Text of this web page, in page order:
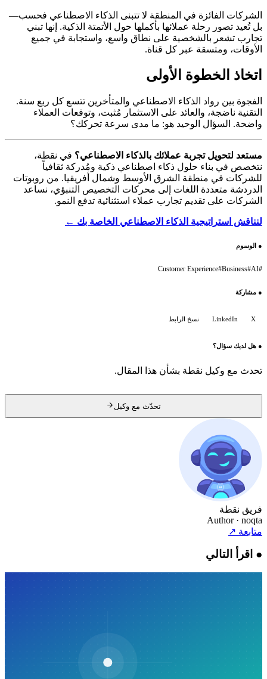
الشركات الفائزة في المنطقة لا تتبنى الذكاء الاصطناعي فحسب—
بل تُعيد تصور رحلة عملائها بأكملها حول الأتمتة الذكية. إنها تبني
تجارب تشعر بالشخصية على نطاق واسع، واستجابة في جميع
الأوقات، ومتسقة عبر كل قناة.
اتخاذ الخطوة الأولى
الفجوة بين رواد الذكاء الاصطناعي والمتأخرين تتسع كل ربع سنة.
التقنية ناضجة، والعائد على الاستثمار مُثبت، وتوقعات العملاء
واضحة. السؤال الوحيد هو: ما مدى سرعة تحركك؟
مستعد لتحويل تجربة عملائك بالذكاء الاصطناعي؟في نقطة،
نتخصص في بناء حلول ذكاء اصطناعي ذكية ومُدركة ثقافياً
للشركات في منطقة الشرق الأوسط وشمال أفريقيا. من روبوتات
الدردشة متعددة اللغات إلى محركات التخصيص التنبؤي، نساعد
الشركات على تقديم تجارب عملاء استثنائية تدفع النمو.
لنناقش استراتيجية الذكاء الاصطناعي الخاصة بك ←
●الوسوم
AI
#
Business
#
Customer Experience
●مشاركة
LinkedIn نسخ الرابط
●هل لديك سؤال؟
تحدث مع وكيل نقطة بشأن هذا المقال.
تحدّث مع وكيل
فريق نقطة
Author · noqta
متابعة↗
●اقرأ التالي